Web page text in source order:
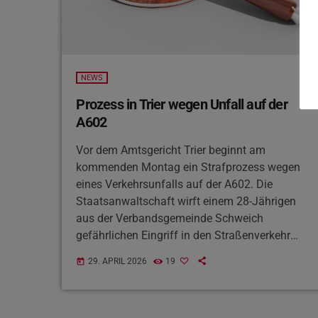
NEWS
Prozess in Trier wegen Unfall auf der
A602
Vor dem Amtsgericht Trier beginnt am
kommenden Montag ein Strafprozess wegen
eines Verkehrsunfalls auf der A602. Die
Staatsanwaltschaft wirft einem 28-Jährigen
aus der Verbandsgemeinde Schweich
gefährlichen Eingriff in den Straßenverkehr
Longuich nach Lichthupe und einem riskanten
Überholmanöver rechts über den
today 29. APRIL 2026 19